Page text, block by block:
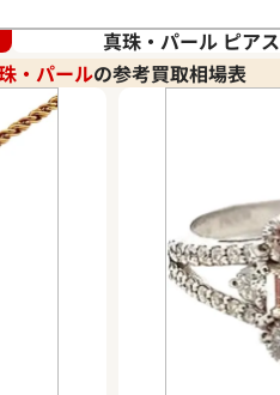
真珠・パール ピアス
・パールの参考買取相場表